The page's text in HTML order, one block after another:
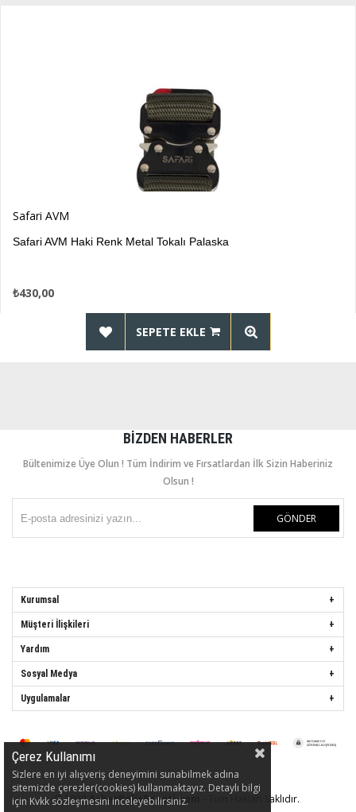
Safari AVM
Safari AVM Haki Renk Metal Tokalı Palaska
₺430,00
SEPETE EKLE
BIZDEN HABERLER
Bültenimize Üye Olun ! Tüm İndirim ve Fırsatlardan İlk Sizin Haberiniz
Olsun !
GÖNDER
Kurumsal
Müşteri İlişkileri
Yardım
Sosyal Medya
Uygulamalar
© 2022AskerPolisSepeti.com - Tüm Hakları Saklıdır..
Çerez Kullanımı
Sizlere en iyi alışveriş deneyimini sunabilmek adına
sitemizde çerezler(cookies) kullanmaktayız. Detaylı bilgi
için Kvkk sözleşmesini inceleyebilirsiniz.